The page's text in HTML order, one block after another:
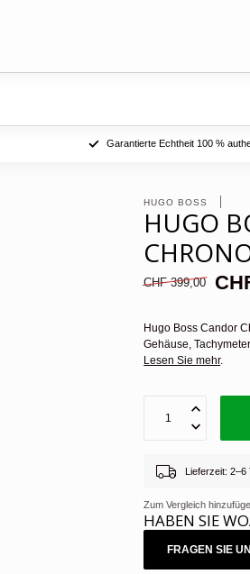
Garantierte Echtheit 100 %
HUGO BOSS
HUGO
CHF 399,00
Hugo Boss Candor
Gehäuse,
Lesen Sie mehr.
Lieferzeit: 2–6
Zum Vergleich
HABEN SIE
FRAGEN SIE